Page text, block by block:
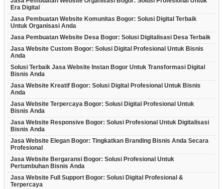
Era Digital
Jasa Pembuatan Website Komunitas Bogor: Solusi Digital Terbaik
Untuk Organisasi Anda
Jasa Pembuatan Website Desa Bogor: Solusi Digitalisasi Desa Terbaik
Jasa Website Custom Bogor: Solusi Digital Profesional Untuk Bisnis
Anda
Solusi Terbaik Jasa Website Instan Bogor Untuk Transformasi Digital
Bisnis Anda
Jasa Website Kreatif Bogor: Solusi Digital Profesional Untuk Bisnis
Anda
Jasa Website Terpercaya Bogor: Solusi Digital Profesional Untuk
Bisnis Anda
Jasa Website Responsive Bogor: Solusi Profesional Untuk Digitalisasi
Bisnis Anda
Jasa Website Elegan Bogor: Tingkatkan Branding Bisnis Anda Secara
Profesional
Jasa Website Bergaransi Bogor: Solusi Profesional Untuk
Pertumbuhan Bisnis Anda
Jasa Website Full Support Bogor: Solusi Digital Profesional &
Terpercaya